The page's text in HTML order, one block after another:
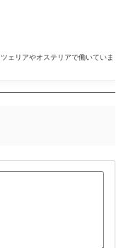
ェリアやオステリアで働いていま